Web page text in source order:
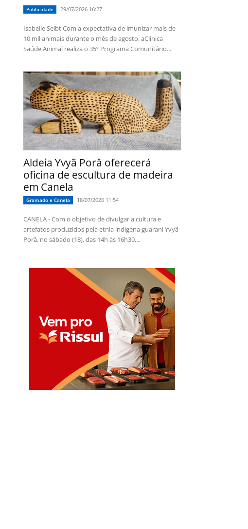
Publicidade 29/07/2026 16:27
Isabelle Seibt Com a expectativa de imunizar mais de
10 mil animais durante o mês de agosto, aClínica
Saúde Animal realiza o 35º Programa Comunitário...
Aldeia Yvyã Porâ oferecerá
oficina de escultura de madeira
em Canela
Gramado e Canela 18/07/2026 11:54
CANELA - Com o objetivo de divulgar a cultura e
artefatos produzidos pela etnia indígena guarani Yvyã
Porâ, no sábado (18), das 14h às 16h30,...